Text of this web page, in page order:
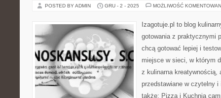
POSTED BY ADMIN GRU - 2 - 2025 MOŻLIWOŚĆ
Izagotuje.pl to blog
gotowania z praktycznymi
chcą gotować lepiej i
miejsce w sieci, w którym
z kulinarna kreatywnością,
przedstawiane w czytelny
także: Pizza i Kuchnia